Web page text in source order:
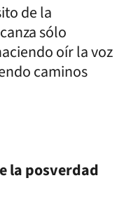
de la
sólo
oír la voz
caminos
la posverdad